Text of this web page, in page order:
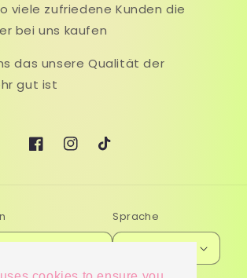
viele zufriedene Kunden die
bei uns kaufen
das unsere Qualität der
gut ist
FacebookInstagram
TikTok
Sprache